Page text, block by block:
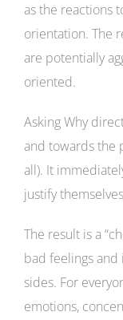
as the reactions
orientation. The
are potentially
oriented.
Asking Why
and towards the
all). It
justify
The result is a
bad feelings
sides. For
emotions,